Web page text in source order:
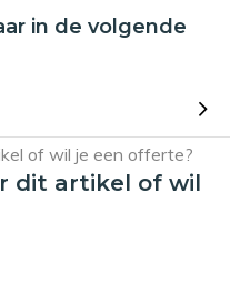
in de volgende
dit artikel of wil